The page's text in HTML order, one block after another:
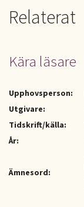
Relaterat
Kära läsare
Upphovsperson:
Utgivare:
Tidskrift/källa:
År:
Ämnesord: